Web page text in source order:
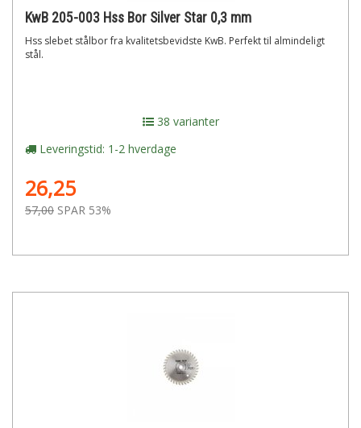
KwB 205-003 Hss Bor Silver Star 0,3 mm
Hss slebet stålbor fra kvalitetsbevidste KwB. Perfekt til almindeligt
stål.
38 varianter
Leveringstid: 1-2 hverdage
26,25
57,00 SPAR 53%